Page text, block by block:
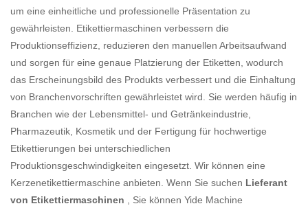
um eine einheitliche und professionelle Präsentation zu
gewährleisten. Etikettiermaschinen verbessern die
Produktionseffizienz, reduzieren den manuellen Arbeitsaufwand
und sorgen für eine genaue Platzierung der Etiketten, wodurch
das Erscheinungsbild des Produkts verbessert und die Einhaltung
von Branchenvorschriften gewährleistet wird. Sie werden häufig in
Branchen wie der Lebensmittel- und Getränkeindustrie,
Pharmazeutik, Kosmetik und der Fertigung für hochwertige
Etikettierungen bei unterschiedlichen
Produktionsgeschwindigkeiten eingesetzt. Wir können eine
Kerzenetikettiermaschine anbieten. Wenn Sie suchen Lieferant
von Etikettiermaschinen
, Sie können Yide Machine